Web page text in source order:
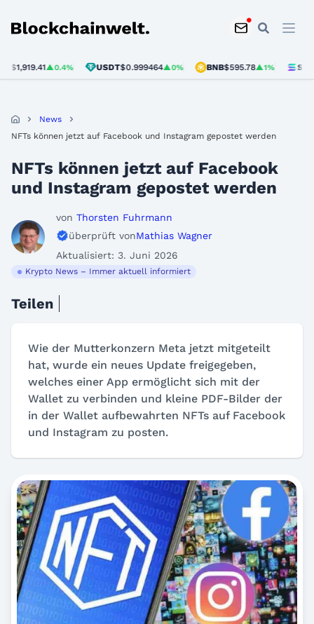
Blockchainwelt
▲0.4% USDT$0.999464▲0% BNB$595.78▲1% SOL
News
NFTs können jetzt auf Facebook und Instagram gepostet werden
NFTs können jetzt auf Facebook
und Instagram gepostet werden
von Thorsten Fuhrmann
überprüft vonMathias Wagner
Aktualisiert: 3. Juni 2026
Krypto News – Immer aktuell informiert
Teilen
Wie der Mutterkonzern Meta jetzt mitgeteilt
hat, wurde ein neues Update freigegeben,
welches einer App ermöglicht sich mit der
Wallet zu verbinden und kleine PDF-Bilder der
in der Wallet aufbewahrten NFTs auf Facebook
und Instagram zu posten.